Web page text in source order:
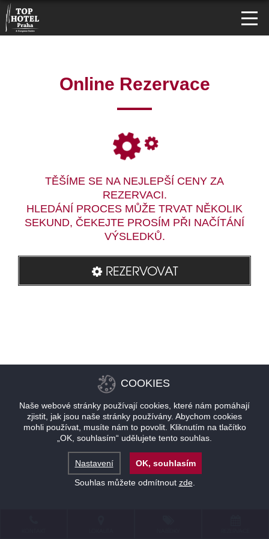
Online Rezervace
TĚŠÍME SE NA NEJLEPŠÍ CENY ZA
REZERVACI.
HLEDÁNÍ PROCES MŮŽE TRVAT NĚKOLIK
SEKUND, ČEKEJTE PROSÍM PŘI NAČÍTÁNÍ
VÝSLEDKŮ.
REZERVOVAT
COOKIES
Naše webové stránky používají cookies, které nám pomáhají
zjistit, jak jsou naše stránky používány. Abychom cookies
mohli používat, musíte nám to povolit. Kliknutím na tlačítko
„OK, souhlasím“ udělujete tento souhlas.
Nastavení
OK, souhlasím
Souhlas můžete odmítnout zde.